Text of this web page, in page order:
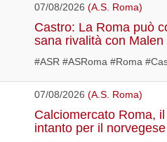
07/08/2026 (A.S. Roma)
Castro: La Roma può
sana rivalità con
#ASR #ASRoma #Roma
07/08/2026 (A.S. Roma)
Calciomercato Roma,
intanto per il